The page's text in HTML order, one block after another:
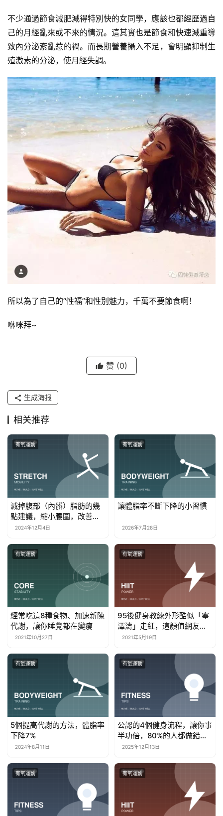
不少通過節食減肥減得特別快的女同學，應該也都經歷過自
己的月經亂來或不來的情況。這其實也是節食和快速減重導
致內分泌紊亂惹的禍。而長期營養攝入不足，會明顯抑制生
殖激素的分泌，使月經失調。
所以為了自己的“性福”和性別魅力，千萬不要節食啊！
咻咪拜~
赞 (0)
生成海报
相关推荐
有氧運動
減掉腹部（內髒）脂肪的幾
點建議，縮小腰圍，改善身
體健康
2024年12月4日
有氧運動
讓體脂率不斷下降的小習慣
2026年7月28日
有氧運動
經常吃這8種食物、加速新陳
代謝，讓你睡覺都在變瘦
2021年10月27日
有氧運動
95後健身教練外形酷似「寧
澤濤」走紅，這顏值網友紛
紛喊想去上課
2021年5月19日
有氧運動
5個提高代謝的方法，體脂率
下降7%
2024年8月11日
有氧運動
公認的4個健身流程，讓你事
半功倍，80%的人都做錯
了！
2025年12月13日
有氧運動 有氧運動